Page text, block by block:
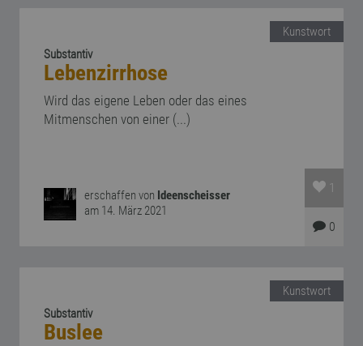
Kunstwort
Substantiv
Lebenzirrhose
Wird das eigene Leben oder das eines
Mitmenschen von einer (...)
erschaffen von Ideenscheisser
am 14. März 2021
1
0
Kunstwort
Substantiv
Buslee